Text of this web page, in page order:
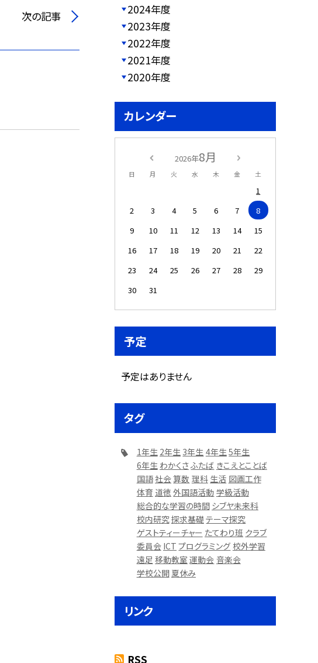
次の記事
2024年度
2023年度
2022年度
2021年度
2020年度
カレンダー
2026年8月
日 月 火 水 木 金 土
1
2
3 4 5 6 7
8
9
10 11 12 13 14
15
16
17 18 19 20 21
22
23
24 25 26 27 28
29
30
31
予定
予定はありません
タグ
1年生 2年生 3年生 4年生5年生
6年生 わかくさふたば きこえとことば
国語社会算数 理科 生活 図画工作
体育 道徳 外国語活動 学級活動
総合的な学習の時間 シブヤ未来科
校内研究探求基礎テーマ探究
ゲストティーチャー たてわり班 クラブ
委員会 ICT プログラミング 校外学習
遠足 移動教室 運動会 音楽会
学校公開 夏休み
リンク
RSS